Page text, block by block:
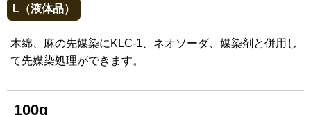
L（液体品）
木綿、麻の先媒染にKLC-1、ネオソーダ、媒染剤と併用し
て先媒染処理ができます。
100g